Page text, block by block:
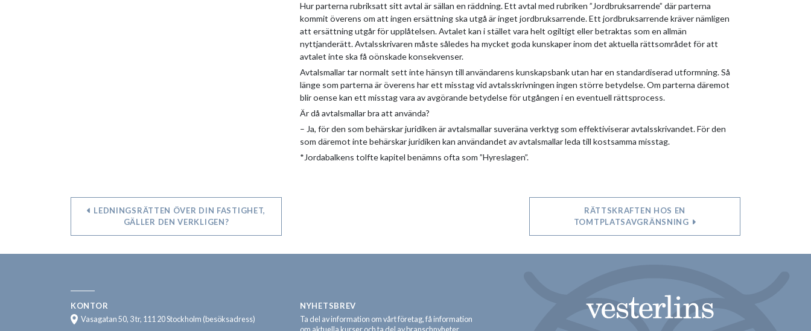
Hur parterna rubriksatt sitt avtal är sällan en räddning. Ett avtal med rubriken ”Jordbruksarrende” där parterna
kommit överens om att ingen ersättning ska utgå är inget jordbruksarrende. Ett jordbruksarrende kräver nämligen
att ersättning utgår för upplåtelsen. Avtalet kan i stället vara helt ogiltigt eller betraktas som en allmän
nyttjanderätt. Avtalsskrivaren måste således ha mycket goda kunskaper inom det aktuella rättsområdet för att
avtalet inte ska få oönskade konsekvenser.
Avtalsmallar tar normalt sett inte hänsyn till användarens kunskapsbank utan har en standardiserad utformning. Så
länge som parterna är överens har ett misstag vid avtalsskrivningen ingen större betydelse. Om parterna däremot
blir oense kan ett misstag vara av avgörande betydelse för utgången i en eventuell rättsprocess.
Är då avtalsmallar bra att använda?
– Ja, för den som behärskar juridiken är avtalsmallar suveräna verktyg som effektiviserar avtalsskrivandet. För den
som däremot inte behärskar juridiken kan användandet av avtalsmallar leda till kostsamma misstag.
*Jordabalkens tolfte kapitel benämns ofta som ”Hyreslagen”.
LEDNINGSRÄTTEN ÖVER DIN FASTIGHET,
GÄLLER DEN VERKLIGEN?
RÄTTSKRAFTEN HOS EN
TOMTPLATSAVGRÄNSNING
KONTOR
Vasagatan 50, 3 tr, 111 20 Stockholm (besöksadress)
NYHETSBREV
Ta del av information om vårt företag, få information